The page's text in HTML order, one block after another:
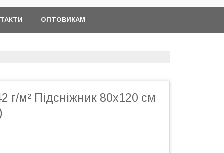
ОПТОВИКАМ
г/м² Підсніжник 80х120 см